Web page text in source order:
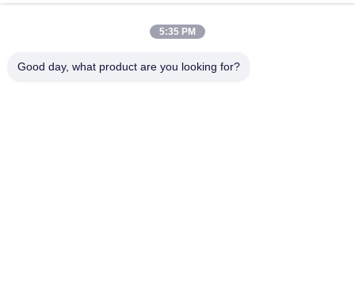
5:35 PM
Good day, what product are you looking for?